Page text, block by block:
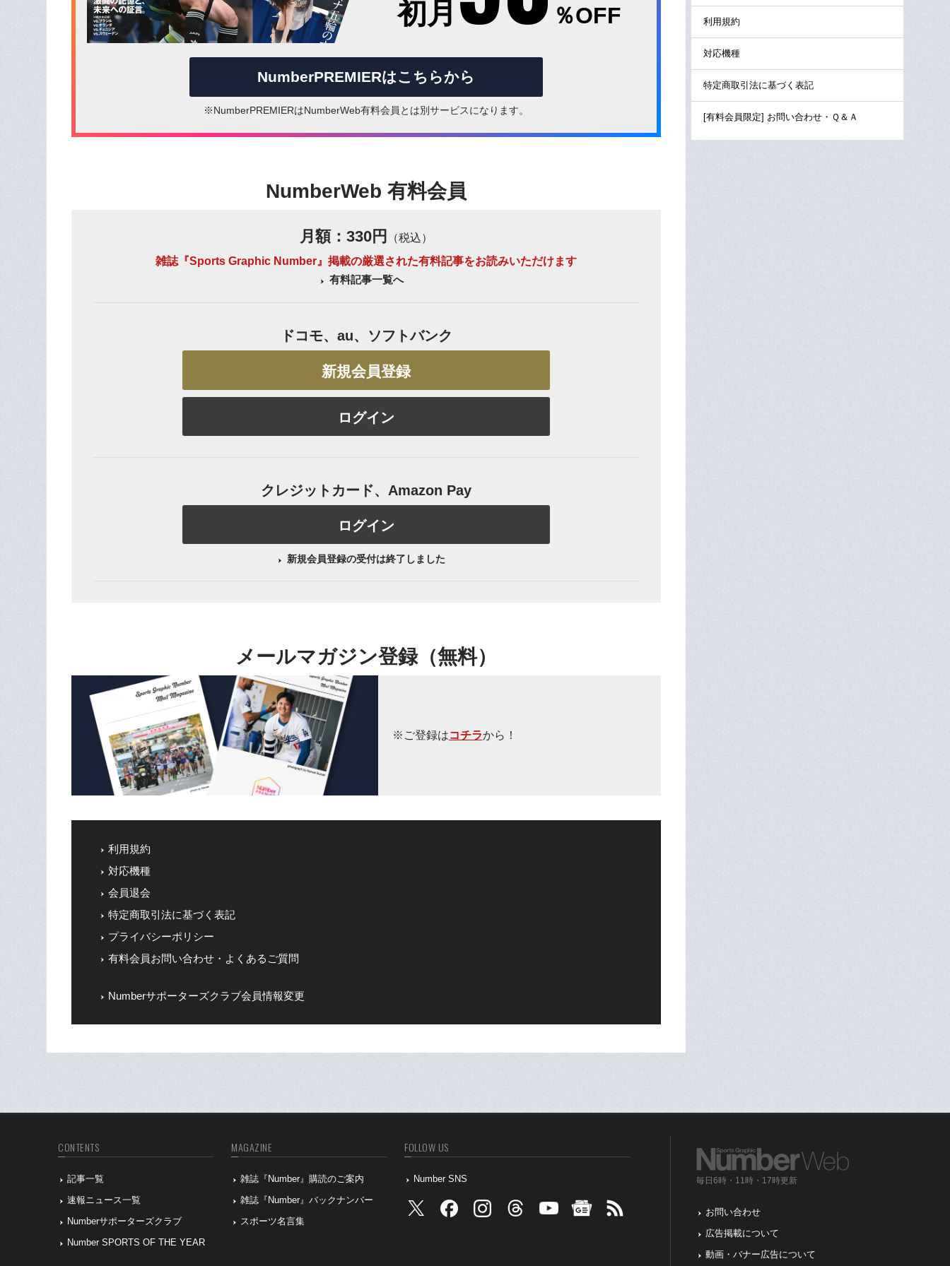
初月 ％OFF
NumberPREMIERはこちらから
※NumberPREMIERはNumberWeb有料会員とは別サービスになります。
NumberWeb 有料会員
月額：330円
（税込）
雑誌『Sports Graphic Number』掲載の厳選された有料記事をお読みいただけます
有料記事一覧へ
ドコモ、au、ソフトバンク
新規会員登録
ログイン
クレジットカード、Amazon Pay
ログイン
新規会員登録の受付は終了しました
メールマガジン登録（無料）
※ご登録はコチラから！
利用規約
対応機種
会員退会
特定商取引法に基づく表記
プライバシーポリシー
有料会員お問い合わせ・よくあるご質問
Numberサポーターズクラブ会員情報変更
利用規約
対応機種
特定商取引法に基づく表記
[有料会員限定] お問い合わせ・Ｑ＆Ａ
CONTENTS
記事一覧
速報ニュース一覧
Numberサポーターズクラブ
Number SPORTS OF THE YEAR
MAGAZINE
雑誌『Number』購読のご案内
雑誌『Number』バックナンバー
スポーツ名言集
FOLLOW US
Number SNS 毎日6時・11時・17時更新
お問い合わせ
広告掲載について
動画・バナー広告について